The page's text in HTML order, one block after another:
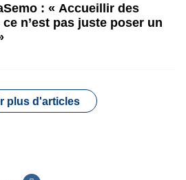
: « Accueillir des
n’est pas juste poser un
plus d'articles